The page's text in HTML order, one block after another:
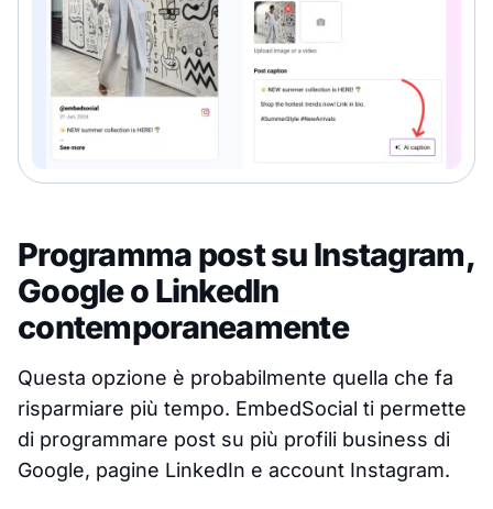
Programma post su Instagram,
Google o LinkedIn
contemporaneamente
Questa opzione è probabilmente quella che fa
risparmiare più tempo. EmbedSocial ti permette
di programmare post su più profili business di
Google, pagine LinkedIn e account Instagram.